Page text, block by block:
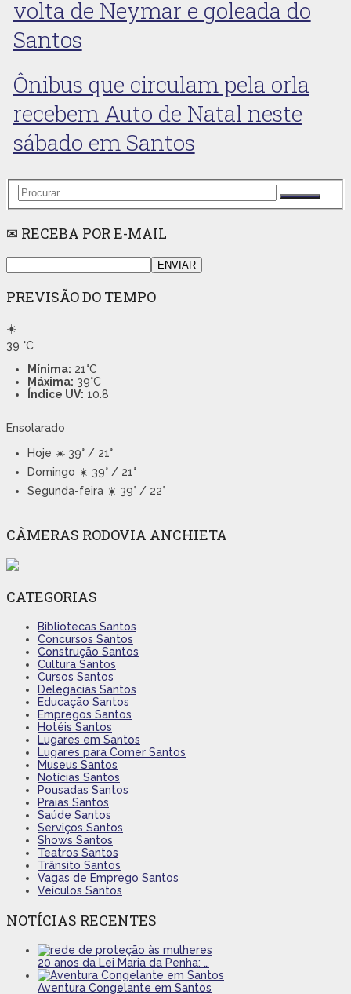
volta de Neymar e goleada do
Santos
Ônibus que circulam pela orla
recebem Auto de Natal neste
sábado em Santos
✉ RECEBA POR E-MAIL
PREVISÃO DO TEMPO
☀️
39 °C
Mínima: 21°C
Máxima: 39°C
Índice UV: 10.8
Ensolarado
Hoje ☀️ 39° / 21°
Domingo ☀️ 39° / 21°
Segunda-feira ☀️ 39° / 22°
CÂMERAS RODOVIA ANCHIETA
CATEGORIAS
Bibliotecas Santos
Concursos Santos
Construção Santos
Cultura Santos
Cursos Santos
Delegacias Santos
Educação Santos
Empregos Santos
Hotéis Santos
Lugares em Santos
Lugares para Comer Santos
Museus Santos
Notícias Santos
Pousadas Santos
Praias Santos
Saúde Santos
Serviços Santos
Shows Santos
Teatros Santos
Trânsito Santos
Vagas de Emprego Santos
Veículos Santos
NOTÍCIAS RECENTES
20 anos da Lei Maria da Penha: …
Aventura Congelante em Santos